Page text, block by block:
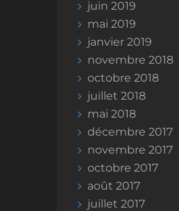
juin 2019
mai 2019
janvier 2019
novembre 2018
octobre 2018
juillet 2018
mai 2018
décembre 2017
novembre 2017
octobre 2017
août 2017
juillet 2017